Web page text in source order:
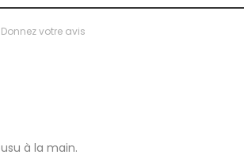
Donnez votre avis
à la main.